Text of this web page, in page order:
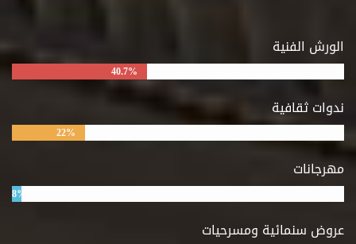
الورش الفنية
40.7%
ندوات ثقافية
22%
مهرجانات
8%
عروض سنمائية ومسرحيات